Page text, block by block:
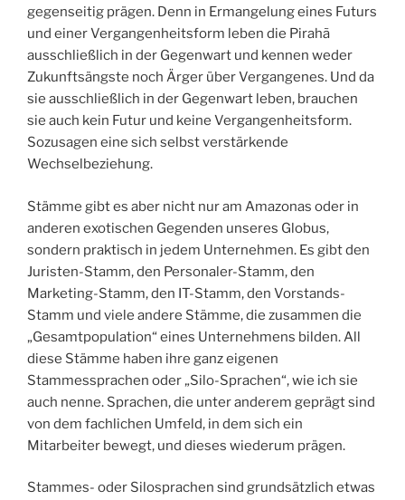
gegenseitig prägen. Denn in Ermangelung eines Futurs
und einer Vergangenheitsform leben die Pirahã
ausschließlich in der Gegenwart und kennen weder
Zukunftsängste noch Ärger über Vergangenes. Und da
sie ausschließlich in der Gegenwart leben, brauchen
sie auch kein Futur und keine Vergangenheitsform.
Sozusagen eine sich selbst verstärkende
Wechselbeziehung.
Stämme gibt es aber nicht nur am Amazonas oder in
anderen exotischen Gegenden unseres Globus,
sondern praktisch in jedem Unternehmen. Es gibt den
Juristen-Stamm, den Personaler-Stamm, den
Marketing-Stamm, den IT-Stamm, den Vorstands-
Stamm und viele andere Stämme, die zusammen die
„Gesamtpopulation“ eines Unternehmens bilden. All
diese Stämme haben ihre ganz eigenen
Stammessprachen oder „Silo-Sprachen“, wie ich sie
auch nenne. Sprachen, die unter anderem geprägt sind
von dem fachlichen Umfeld, in dem sich ein
Mitarbeiter bewegt, und dieses wiederum prägen.
Stammes- oder Silosprachen sind grundsätzlich etwas